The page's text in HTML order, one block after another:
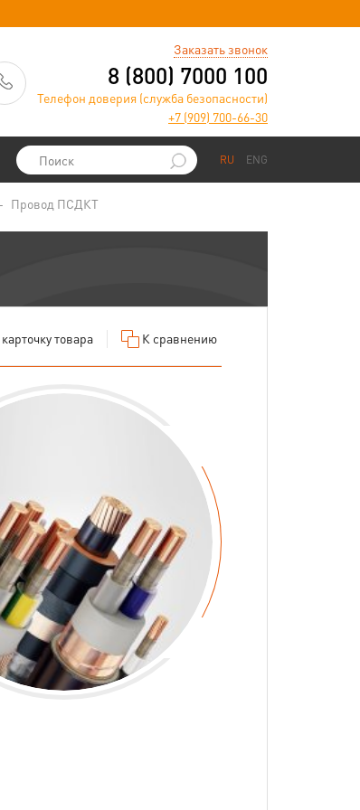
Заказать звонок
8 (800) 7000 100
Телефон доверия (служба безопасности)
+7 (909) 700-66-30
RU ENG
Провод ПСДКТ
карточку товара К сравнению